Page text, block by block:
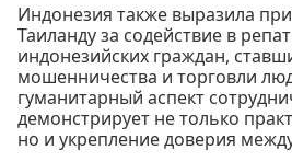
Индонезия также выразила
Таиланду за содействие в
индонезийских граждан,
мошенничества и торговли
гуманитарный аспект
демонстрирует не только
но и укрепление доверия